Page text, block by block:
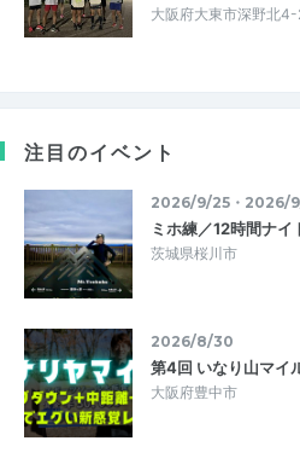
大阪府大東市深野北
注目のイベント
2026/9/25・2026/
ミホ練／12時間ナ
茨城県桜川市
2026/8/30
第4回 いなり山マイ
大阪府豊中市